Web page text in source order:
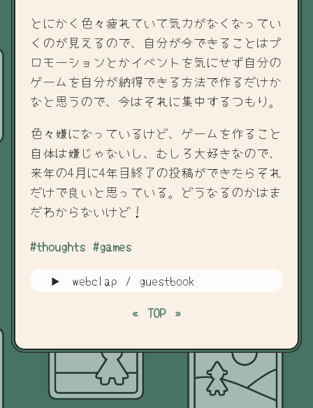
とにかく色々疲れていて気力がなくなってい
くのが見えるので、自分が今できることはプ
ロモーションとかイベントを気にせず自分の
ゲームを自分が納得できる方法で作るだけか
なと思うので、今はそれに集中するつもり。
色々嫌になっているけど、ゲームを作ること
自体は嫌じゃないし、むしろ大好きなので、
来年の4月に4年目終了の投稿ができたらそれ
だけで良いと思っている。どうなるのかはま
だわからないけど！
#thoughts #games
webclap / guestbook
« TOP »